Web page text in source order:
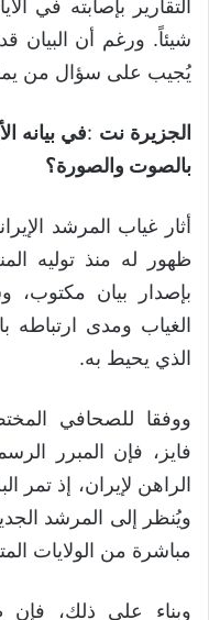
التقارير بإصابته في
شيئاً. ورغم أن البيان
يُجيب على سؤال من
الجزيرة نت :في بيانه
بالصوت والصورة؟
أثار غياب المرشد
ظهور له منذ توليه
بإصدار بيان
الغياب ومدى
الذي يحيط به.
ووفقا للصحافي
فايز، فإن المبرر
الراهن لإيران، إذ تمر
ويُنظر إلى المرشد
مباشرة من الولايات
وبناء على ذلك، فإن